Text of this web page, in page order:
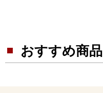
おすすめ商品